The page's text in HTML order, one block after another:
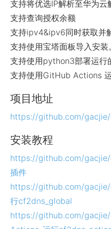
支持将优选IP解析至华为云
支持查询授权余额
支持ipv4&ipv6同时获取并
支持使用宝塔面板导入安装。
支持使用python3部署运行
支持使用GitHub Actions
项目地址
https://github.com/
安装教程
https://github.com/
插件
https://github.com/
行cf2dns_global
https://github.com/